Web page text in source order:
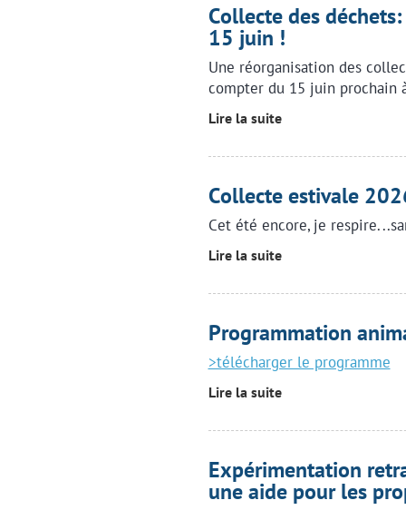
Collecte des
15 juin !
Une réorganisation des
compter du 15 juin prochain
Lire la suite
Collecte estivale
Cet été encore, je
Lire la suite
Programmation
>télécharger le programme
Lire la suite
Expérimentation
une aide pour les